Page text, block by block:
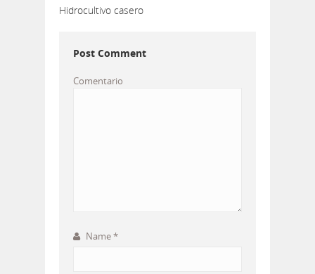
Hidrocultivo casero
Post Comment
Comentario
Name*